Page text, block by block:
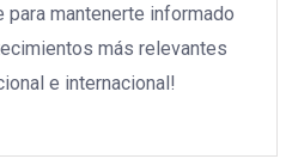
para mantenerte informado
más relevantes
e internacional!